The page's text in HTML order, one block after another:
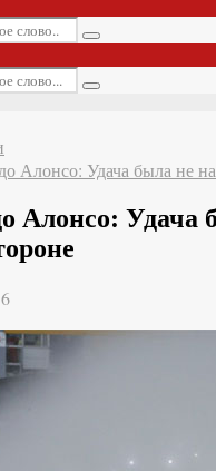
Поиск
Поиск
Алонсо: Удача была не
Алонсо: Удача